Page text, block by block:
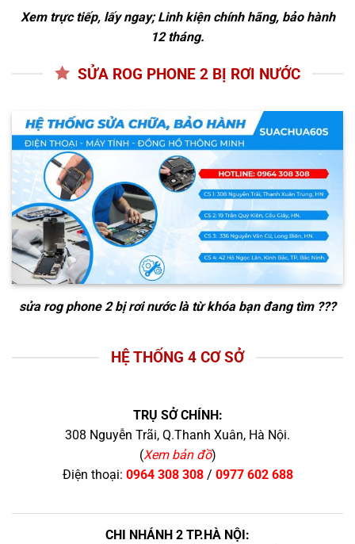
Xem trực tiếp, lấy ngay; Linh kiện chính hãng, bảo hành
12 tháng.
SỬA ROG PHONE 2 BỊ RƠI NƯỚC
sửa rog phone 2 bị rơi nướclà từ khóa bạn đang tìm ???
HỆ THỐNG 4 CƠ SỞ
TRỤ SỞ CHÍNH:
308 Nguyễn Trãi, Q.Thanh Xuân, Hà Nội.
(Xem bản đồ)
Điện thoại: 0964 308 308/ 0977 602 688
CHI NHÁNH 2 TP.HÀ NỘI: